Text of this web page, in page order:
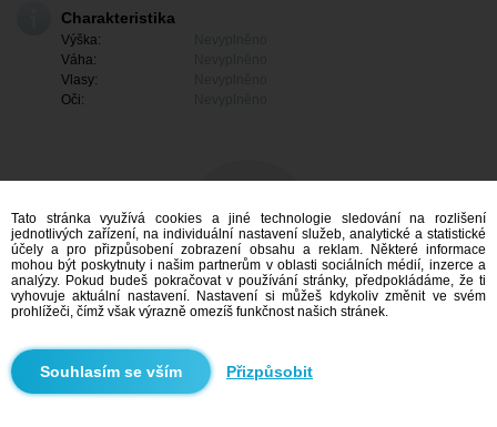
Charakteristika
Výška:
Váha:
Vlasy:
Oči:
Mám zájem
Vyhledávání
Tato stránka využívá cookies a jiné technologie sledování na rozlišení
jednotlivých zařízení, na individuální nastavení služeb, analytické a statistické
účely a pro přizpůsobení zobrazení obsahu a reklam. Některé informace
mohou být poskytnuty i našim partnerům v oblasti sociálních médií, inzerce a
analýzy. Pokud budeš pokračovat v používání stránky, předpokládáme, že ti
vyhovuje aktuální nastavení. Nastavení si můžeš kdykoliv změnit ve svém
prohlížeči, čímž však výrazně omezíš funkčnost našich stránek.
Přizpůsobit